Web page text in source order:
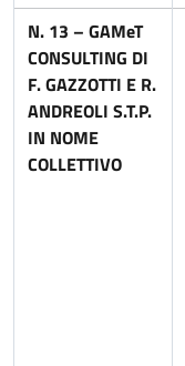
N. 13 – GAMeT
CONSULTING DI
F. GAZZOTTI E R.
ANDREOLI S.T.P.
IN NOME
COLLETTIVO